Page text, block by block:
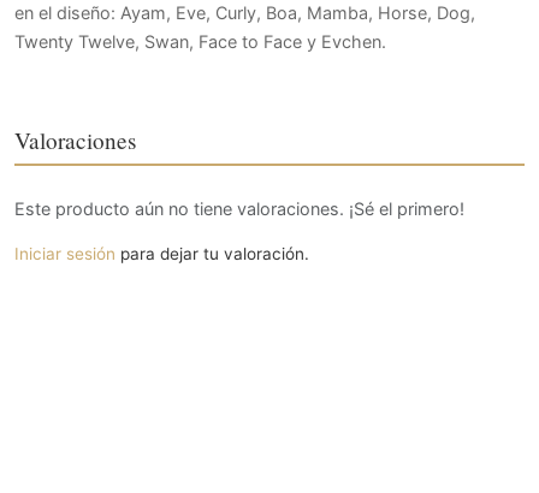
en el diseño: Ayam, Eve, Curly, Boa, Mamba, Horse, Dog,
Twenty Twelve, Swan, Face to Face y Evchen.
Valoraciones
Este producto aún no tiene valoraciones. ¡Sé el primero!
Iniciar sesión para dejar tu valoración.